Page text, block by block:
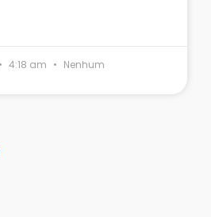
4:18 am
Nenhum